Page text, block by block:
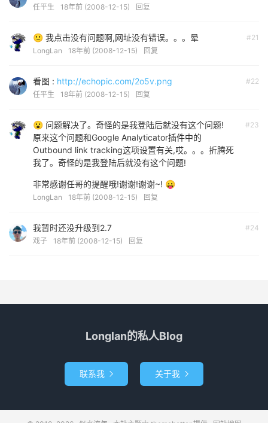
任平生 18年前 (2008-12-15) 回复
#21
🙁 我点击没有问题啊,网址没有错误。。。晕
LongLan 18年前 (2008-12-15) 回复
#22
看图 : http://echopic.com/2o5v.png
任平生 18年前 (2008-12-15) 回复
#23
😮 问题解决了。奇怪的是我登陆后就没有这个问题!
原来这个问题和Google Analyticator插件中的
Outbound link tracking这项设置有关,哎。。。折腾死
我了。奇怪的是我登陆后就没有这个问题!
非常感谢任哥的提醒哦!谢谢!谢谢~! 😛
LongLan 18年前 (2008-12-15) 回复
#24
我暂时还没升级到2.7
戏子 18年前 (2008-12-15) 回复
Longlan的私人Blog
联系我  关于我 